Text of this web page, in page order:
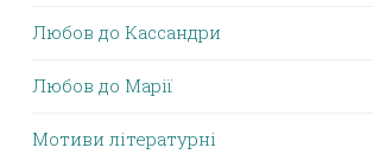
Любов до Кассандри
Любов до Марії
Мотиви літературні